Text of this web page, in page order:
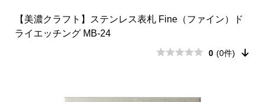
【美濃クラフト】ステンレス表札 Fine（ファイン）ド
ライエッチング MB-24
0 (0件)